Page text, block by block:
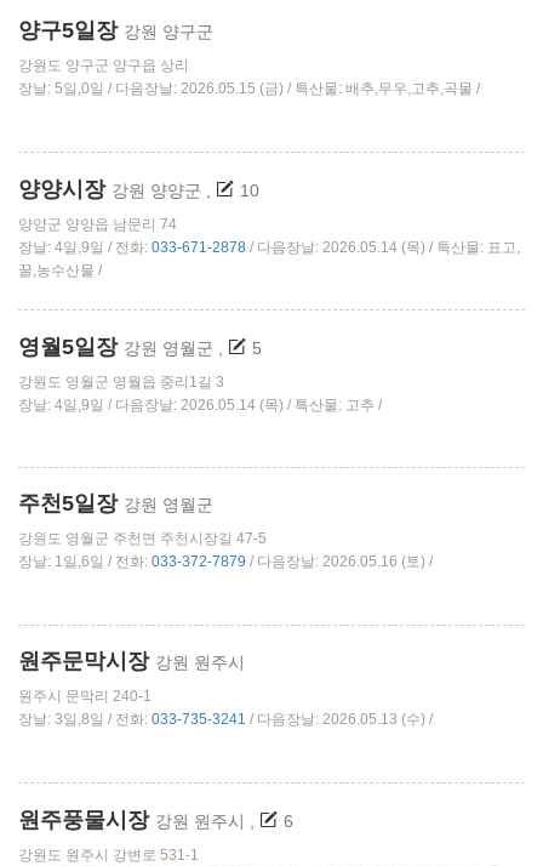
양구5일장 강원 양구군
강원도 양구군 양구읍 상리
장날: 5일,0일 / 다음장날: 2026.05.15 (금) / 특산물: 배추,무우,고추,곡물 /
양양시장 강원 양양군 , 10
양양군 양양읍 남문리 74
장날: 4일,9일 / 전화: 033-671-2878 / 다음장날: 2026.05.14 (목) / 특산물: 표고,
꿀,농수산물 /
영월5일장 강원 영월군 , 5
강원도 영월군 영월읍 중리1길 3
장날: 4일,9일 / 다음장날: 2026.05.14 (목) / 특산물: 고추 /
주천5일장 강원 영월군
강원도 영월군 주천면 주천시장길 47-5
장날: 1일,6일 / 전화: 033-372-7879 / 다음장날: 2026.05.16 (토) /
원주문막시장 강원 원주시
원주시 문막리 240-1
장날: 3일,8일 / 전화: 033-735-3241 / 다음장날: 2026.05.13 (수) /
원주풍물시장 강원 원주시 , 6
강원도 원주시 강변로 531-1